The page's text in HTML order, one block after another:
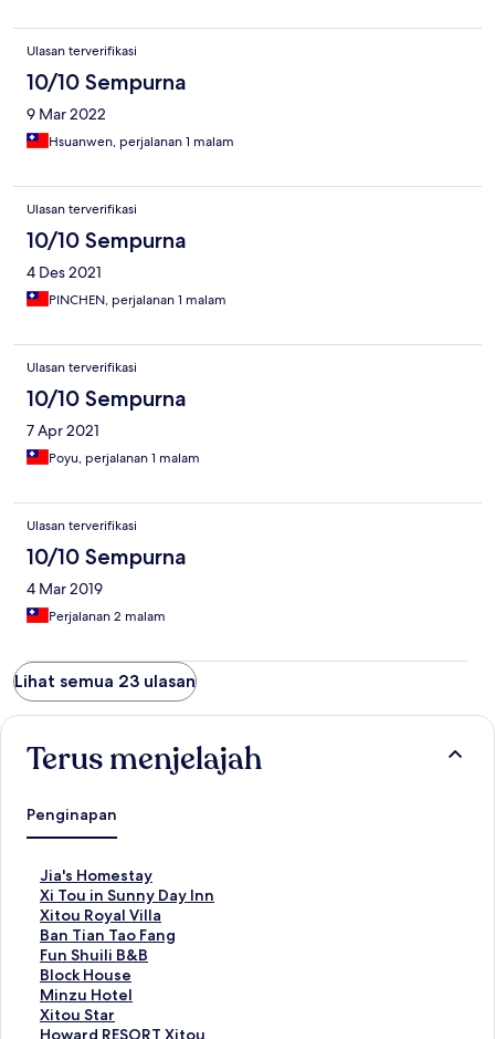
Ulasan terverifikasi
10/10 Sempurna
9 Mar 2022
Hsuanwen, perjalanan 1 malam
Ulasan terverifikasi
10/10 Sempurna
4 Des 2021
PINCHEN, perjalanan 1 malam
Ulasan terverifikasi
10/10 Sempurna
7 Apr 2021
Poyu, perjalanan 1 malam
Ulasan terverifikasi
10/10 Sempurna
4 Mar 2019
Perjalanan 2 malam
Lihat semua 23 ulasan
Terus menjelajah
Penginapan
Jia's Homestay
T
a
u
t
a
n
S
t
a
Xi Tou in Sunny Day Inn
T
a
u
t
a
n
S
t
Xitou Royal Villa
T
a
u
t
a
n
S
Ban Tian Tao Fang
T
a
u
t
a
n
Fun Shuili B&B
T
a
u
t
a
Block House
T
a
u
t
Minzu Hotel
T
a
u
Xitou Star
T
a
Howard RESORT Xitou
T